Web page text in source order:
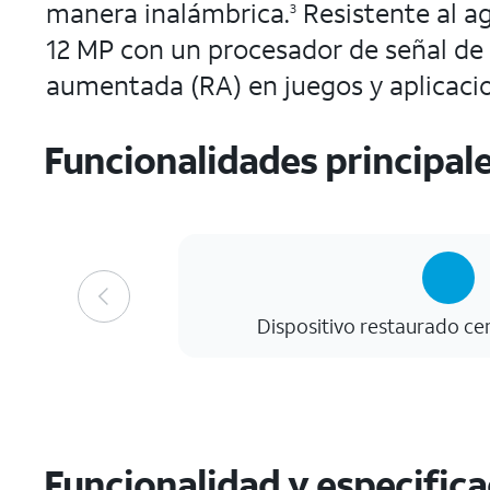
manera inalámbrica.3 Resistente al
12 MP con un procesador de señal
aumentada (RA) en juegos y
Funcionalidades
Dispositivo restaurado